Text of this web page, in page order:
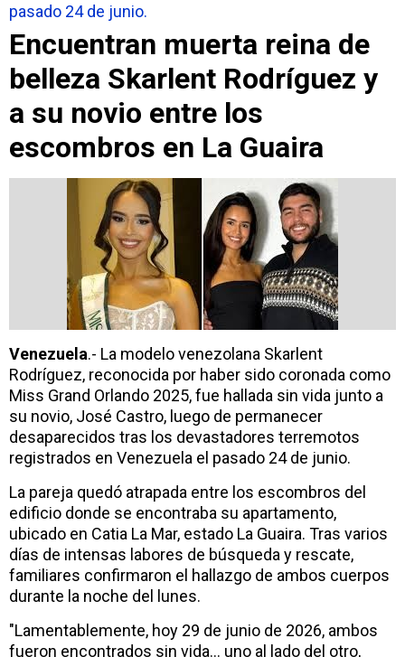
pasado 24 de junio.
Encuentran muerta reina de
belleza Skarlent Rodríguez y
a su novio entre los
escombros en La Guaira
Venezuela.- La modelo venezolana Skarlent
Rodríguez, reconocida por haber sido coronada como
Miss Grand Orlando 2025, fue hallada sin vida junto a
su novio, José Castro, luego de permanecer
desaparecidos tras los devastadores terremotos
registrados en Venezuela el pasado 24 de junio.
La pareja quedó atrapada entre los escombros del
edificio donde se encontraba su apartamento,
ubicado en Catia La Mar, estado La Guaira. Tras varios
días de intensas labores de búsqueda y rescate,
familiares confirmaron el hallazgo de ambos cuerpos
durante la noche del lunes.
"Lamentablemente, hoy 29 de junio de 2026, ambos
fueron encontrados sin vida... uno al lado del otro,